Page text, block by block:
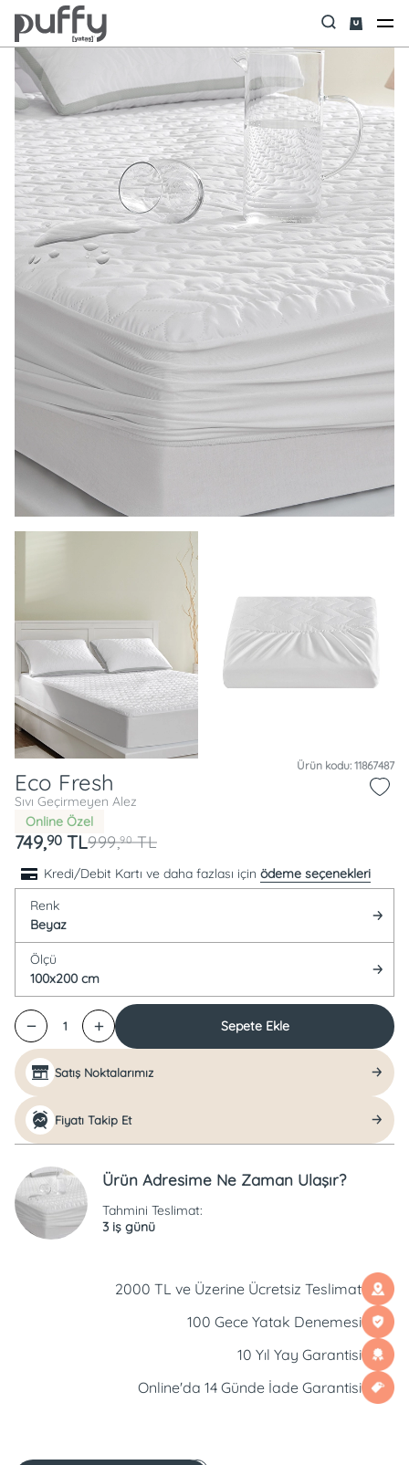
Anasayfa Yastık & Yorgan & Alez Eco Fresh
Ürün kodu: 11867487
Eco Fresh
Sıvı Geçirmeyen Alez
Online Özel
999,90 TL
749,90 TL
Kredi/Debit Kartı ve daha fazlası için ödeme seçenekleri
Renk
Beyaz
Ölçü
100x200 cm
1 Sepete Ekle
Satış Noktalarımız
Fiyatı Takip Et
Ürün Adresime Ne Zaman Ulaşır?
Tahmini Teslimat:
3 iş günü
2000 TL ve Üzerine Ücretsiz Teslimat
100 Gece Yatak Denemesi
10 Yıl Yay Garantisi
Online'da 14 Günde İade Garantisi